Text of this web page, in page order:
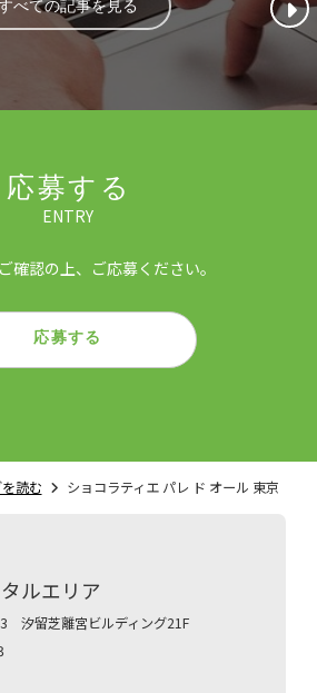
べての記事を見る
応募する
ENTRY
確認の上、ご応募ください。
応募する
読む ショコラティエ パレ ド オール 東京
ルエリア
汐留芝離宮ビルディング21F